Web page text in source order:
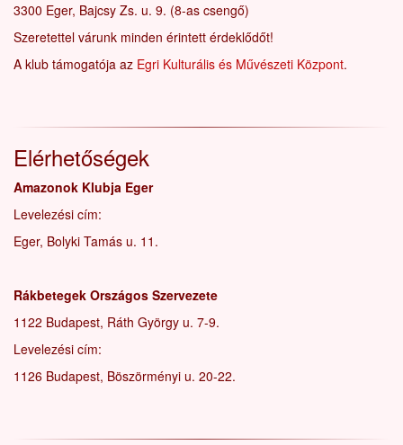
3300 Eger, Bajcsy Zs. u. 9. (8-as csengő)
Szeretettel várunk minden érintett érdeklődőt!
A klub támogatója az Egri Kulturális és Művészeti Központ.
Elérhetőségek
Amazonok Klubja Eger
Levelezési cím:
Eger, Bolyki Tamás u. 11.
Rákbetegek Országos Szervezete
1122 Budapest, Ráth György u. 7-9.
Levelezési cím:
1126 Budapest, Böszörményi u. 20-22.